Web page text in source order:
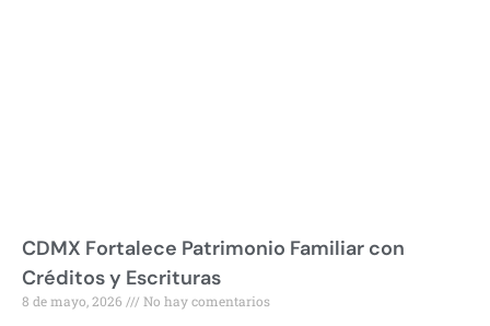
CDMX Fortalece Patrimonio Familiar con
Créditos y Escrituras
8 de mayo, 2026 No hay comentarios